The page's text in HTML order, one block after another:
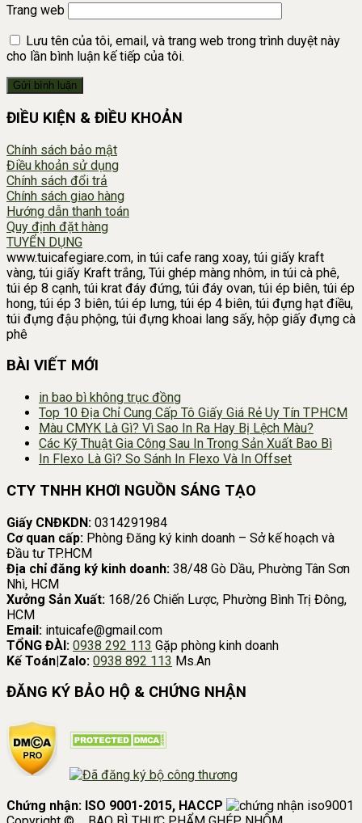
Trang web
Lưu tên của tôi, email, và trang web trong trình duyệt này
cho lần bình luận kế tiếp của tôi.
ĐIỀU KIỆN & ĐIỀU KHOẢN
Chính sách bảo mật
Điều khoản sử dụng
Chính sách đổi trả
Chính sách giao hàng
Hướng dẫn thanh toán
Quy định đặt hàng
TUYỂN DỤNG
www.tuicafegiare.com, in túi cafe rang xoay, túi giấy kraft
vàng, túi giấy Kraft trắng, Túi ghép màng nhôm, in túi cà phê,
túi ép 8 cạnh, túi krat đáy đứng, túi đáy ovan, túi ép biên, túi ép
hong, túi ép 3 biên, túi ép lưng, túi ép 4 biên, túi đựng hạt điều,
túi đựng đậu phộng, túi đựng khoai lang sấy, hộp giấy đựng cà
phê
BÀI VIẾT MỚI
in bao bì không trục đồng
Top 10 Địa Chỉ Cung Cấp Tô Giấy Giá Rẻ Uy Tín TPHCM
Màu CMYK Là Gì? Vì Sao In Ra Hay Bị Lệch Màu?
Các Kỹ Thuật Gia Công Sau In Trong Sản Xuất Bao Bì
In Flexo Là Gì? So Sánh In Flexo Và In Offset
CTY TNHH KHƠI NGUỒN SÁNG TẠO
Giấy CNĐKDN: 0314291984
Cơ quan cấp: Phòng Đăng ký kinh doanh – Sở kế hoạch và
Đầu tư TP.HCM
Địa chỉ đăng ký kinh doanh: 38/48 Gò Dầu, Phường Tân Sơn
Nhì, HCM
Xưởng Sản Xuất: 168/26 Chiến Lược, Phường Bình Trị Đông,
HCM
Email: intuicafe@gmail.com
TỔNG ĐÀI: 0938 292 113 Gặp phòng kinh doanh
Kế Toán|Zalo: 0938 892 113 Ms.An
ĐĂNG KÝ BẢO HỘ & CHỨNG NHẬN
Chứng nhận: ISO 9001-2015, HACCP